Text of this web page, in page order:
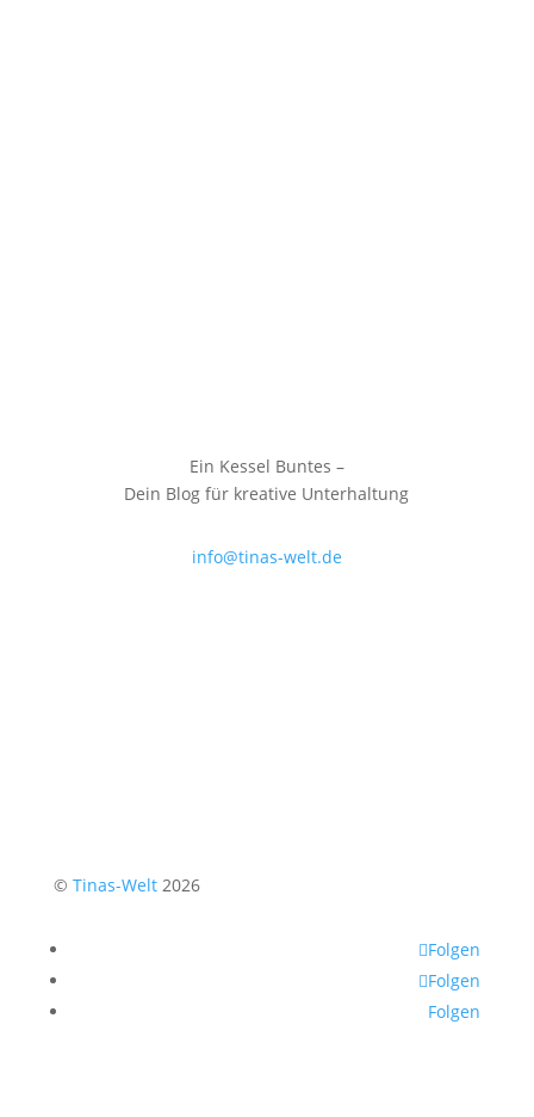
Ein Kessel Buntes –
Dein Blog für kreative Unterhaltung
info@tinas-welt.de
© Tinas-Welt2026
Folgen
Folgen
Folgen